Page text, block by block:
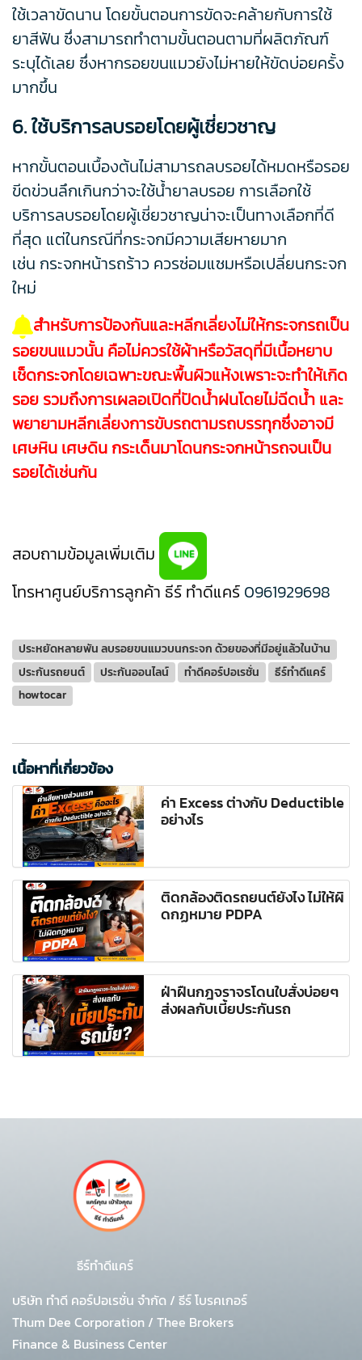
ใช้เวลาขัดนาน โดยขั้นตอนการขัดจะคล้ายกับการใช้
ยาสีฟัน ซึ่งสามารถทำตามขั้นตอนตามที่ผลิตภัณฑ์
ระบุได้เลย ซึ่งหากรอยขนแมวยังไม่หายให้ขัดบ่อยครั้ง
มากขึ้น
6. ใช้บริการลบรอยโดยผู้เชี่ยวชาญ
หากขั้นตอนเบื้องต้นไม่สามารถลบรอยได้หมดหรือรอย
ขีดข่วนลึกเกินกว่าจะใช้น้ำยาลบรอย การเลือกใช้
บริการลบรอยโดยผู้เชี่ยวชาญน่าจะเป็นทางเลือกที่ดี
ที่สุด แต่ในกรณีที่กระจกมีความเสียหายมาก
เช่น กระจกหน้ารถร้าว ควรซ่อมแซมหรือเปลี่ยนกระจก
ใหม่
สำหรับการป้องกันและหลีกเลี่ยงไม่ให้กระจกรถเป็น
รอยขนแมวนั้น คือไม่ควรใช้ผ้าหรือวัสดุที่มีเนื้อหยาบ
เช็ดกระจกโดยเฉพาะขณะพื้นผิวแห้งเพราะจะทำให้เกิด
รอย รวมถึงการเผลอเปิดที่ปัดน้ำฝนโดยไม่ฉีดน้ำ และ
พยายามหลีกเลี่ยงการขับรถตามรถบรรทุกซึ่งอาจมี
เศษหิน เศษดิน กระเด็นมาโดนกระจกหน้ารถจนเป็น
รอยได้เช่นกัน
สอบถามข้อมูลเพิ่มเติม
โทรหาศูนย์บริการลูกค้า ธีร์ ทำดีแคร์ 0961929698
ประหยัดหลายพัน ลบรอยขนแมวบนกระจก ด้วยของที่มีอยู่แล้วในบ้าน
ประกันรถยนต์
ประกันออนไลน์ ทำดีคอร์ปอเรชั่น
ธีร์ทำดีแคร์
howtocar
เนื้อหาที่เกี่ยวข้อง
ค่า Excess ต่างกับ Deductible
อย่างไร
ติดกล้องติดรถยนต์ยังไง ไม่ให้ผิ
ดกฏหมาย PDPA
ฝ่าฝืนกฎจราจรโดนใบสั่งบ่อยๆ
ส่งผลกับเบี้ยประกันรถ
ธีร์ทำดีแคร์
บริษัท ทำดี คอร์ปอเรชั่น จำกัด / ธีร์ โบรคเกอร์
Thum Dee Corporation / Thee Brokers
Finance & Business Center